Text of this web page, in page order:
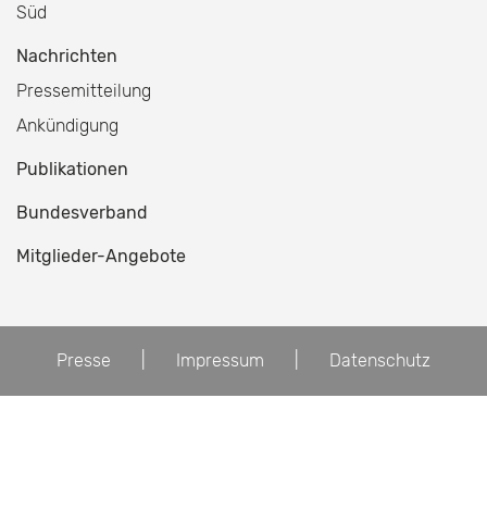
Süd
Nachrichten
Pressemitteilung
Ankündigung
Publikationen
Bundesverband
Mitglieder-Angebote
Presse Impressum Datenschutz